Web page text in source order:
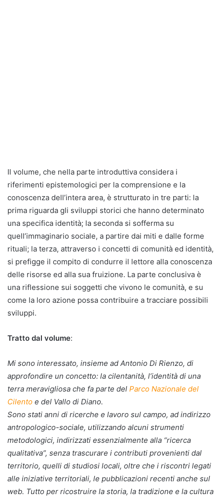
Il volume, che nella parte introduttiva considera i
riferimenti epistemologici per la comprensione e la
conoscenza dell’intera area, è strutturato in tre parti: la
prima riguarda gli sviluppi storici che hanno determinato
una specifica identità; la seconda si sofferma su
quell’immaginario sociale, a partire dai miti e dalle forme
rituali; la terza, attraverso i concetti di comunità ed identità,
si prefigge il compito di condurre il lettore alla conoscenza
delle risorse ed alla sua fruizione. La parte conclusiva è
una riflessione sui soggetti che vivono le comunità, e su
come la loro azione possa contribuire a tracciare possibili
sviluppi.
Tratto dal volume:
Mi sono interessato, insieme ad Antonio Di Rienzo, di
approfondire un concetto: la cilentanità, l’identità di una
terra meravigliosa che fa parte del Parco Nazionale del
Cilento e del Vallo di Diano.
Sono stati anni di ricerche e lavoro sul campo, ad indirizzo
antropologico-sociale, utilizzando alcuni strumenti
metodologici, indirizzati essenzialmente alla “ricerca
qualitativa”, senza trascurare i contributi provenienti dal
territorio, quelli di studiosi locali, oltre che i riscontri legati
alle iniziative territoriali, le pubblicazioni recenti anche sul
web. Tutto per ricostruire la storia, la tradizione e la cultura